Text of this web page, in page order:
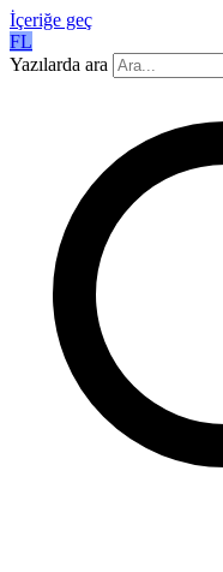
İçeriğe geç
FL
Yazılarda ara